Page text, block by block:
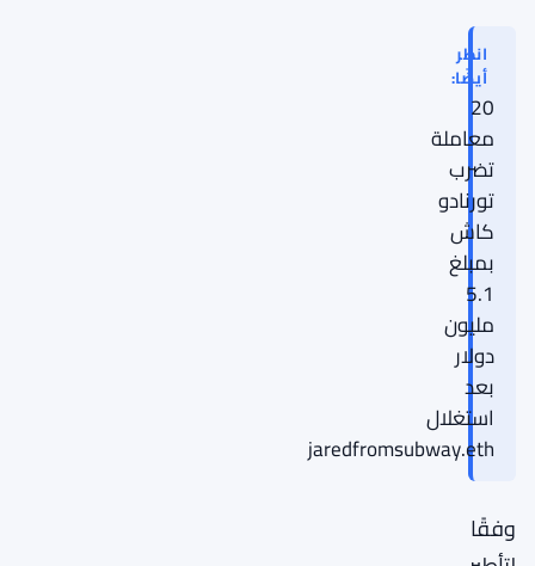
انظر
أيضًا:
20
معاملة
تضرب
تورنادو
كاش
بمبلغ
5.1
مليون
دولار
بعد
استغلال
jaredfromsubway.eth
وفقًا